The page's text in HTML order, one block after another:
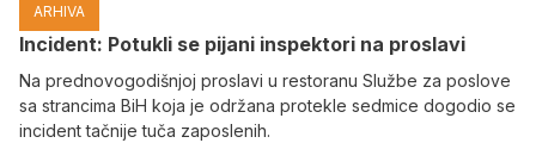
ARHIVA
Incident: Potukli se pijani inspektori na proslavi
Na prednovogodišnjoj proslavi u restoranu Službe za poslove
sa strancima BiH koja je održana protekle sedmice dogodio se
incident tačnije tuča zaposlenih.